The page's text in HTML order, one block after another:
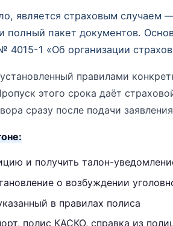
является страховым случаем
полный пакет документов.
1 «Об организации
правилами
этого срока даёт
сразу после подачи
и получить талон-
о возбуждении
в правилах полиса
полис КАСКО, справка из